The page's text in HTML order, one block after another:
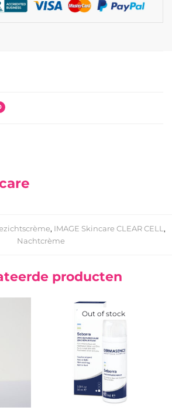
, IMAGE Skincare CLEAR CELL,
Nachtcrème
producten
Out of stock